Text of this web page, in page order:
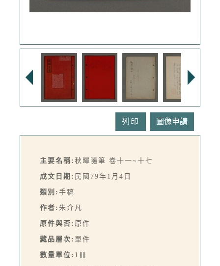
列印
主要名稱: 秋暉隨筆 卷十一~十七
成文日期: 民國79年1月4日
類別: 手稿
作者: 朱介凡
原件與否: 原件
藏品層次: 單件
數量單位: 1冊